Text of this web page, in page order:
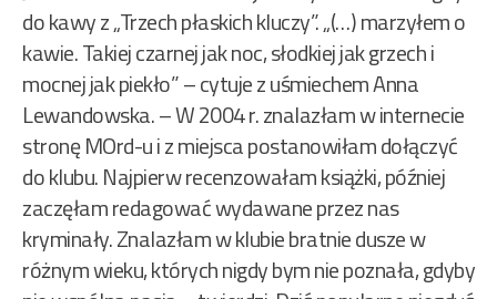
do kawy z „Trzech płaskich kluczy”. „(…) marzyłem o
kawie. Takiej czarnej jak noc, słodkiej jak grzech i
mocnej jak piekło” – cytuje z uśmiechem Anna
Lewandowska. – W 2004 r. znalazłam w internecie
stronę MOrd-u i z miejsca postanowiłam dołączyć
do klubu. Najpierw recenzowałam książki, później
zaczęłam redagować wydawane przez nas
kryminały. Znalazłam w klubie bratnie dusze w
różnym wieku, których nigdy bym nie poznała, gdyby